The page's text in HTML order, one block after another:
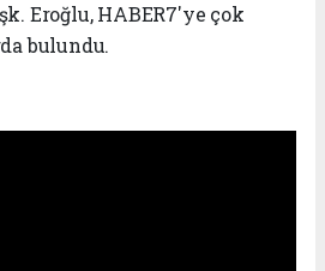
Eroğlu, HABER7'ye çok
bulundu.